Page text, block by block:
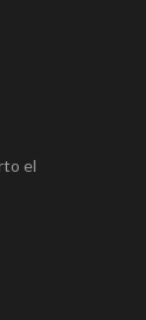
el